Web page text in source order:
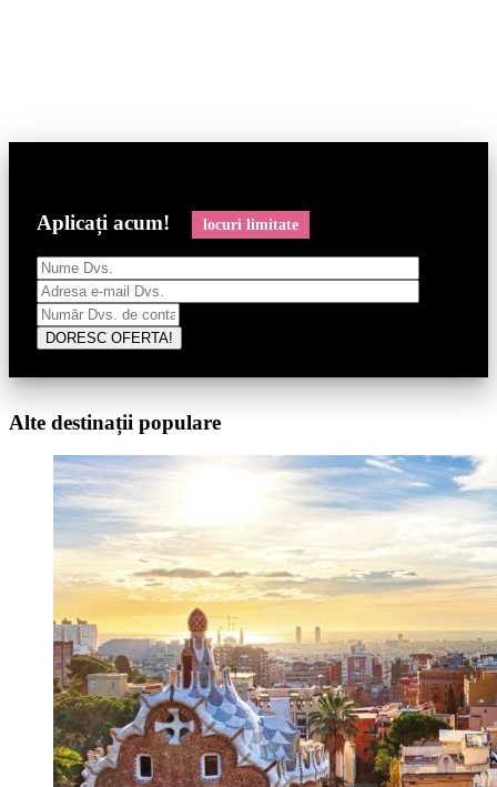
Aplicați acum! locuri limitate
Alte destinații populare